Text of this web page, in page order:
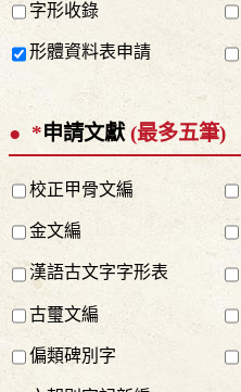
字形收錄
形體資料表申請
*申請文獻 (最多五筆)
校正甲骨文編
金文編
漢語古文字字形表
古璽文編
偏類碑別字